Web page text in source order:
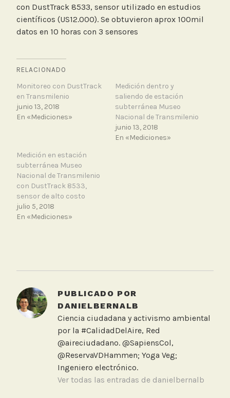
con DustTrack 8533, sensor utilizado en estudios
científicos (US12.000). Se obtuvieron aprox 100mil
datos en 10 horas con 3 sensores
RELACIONADO
Monitoreo con DustTrack
en Transmilenio
junio 13, 2018
En «Mediciones»
Medición dentro y
saliendo de estación
subterránea Museo
Nacional de Transmilenio
junio 13, 2018
En «Mediciones»
Medición en estación
subterránea Museo
Nacional de Transmilenio
con DustTrack 8533,
sensor de alto costo
julio 5, 2018
En «Mediciones»
e
d
PUBLICADO POR
DANIELBERNALB
Ciencia ciudadana y activismo ambiental
por la #CalidadDelAire, Red
@aireciudadano. @SapiensCol,
@ReservaVDHammen; Yoga Veg;
Ingeniero electrónico.
Ver todas las entradas de danielbernalb